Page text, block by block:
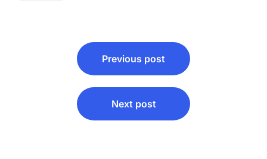
navigation
Previous post
Next post